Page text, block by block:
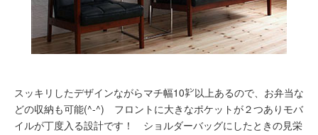
スッキリしたデザインながらマチ幅10㌢以上あるので、お弁当な
どの収納も可能(^-^) フロントに大きなポケットが２つありモバ
イルが丁度入る設計です！ ショルダーバッグにしたときの見栄